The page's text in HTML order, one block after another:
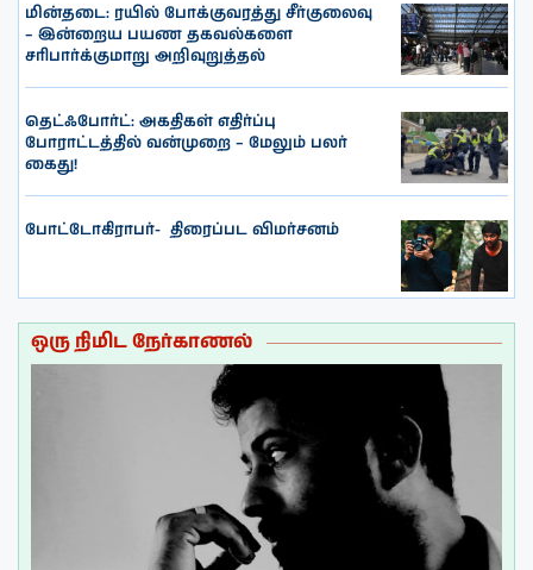
மின்தடை: ரயில் போக்குவரத்து சீர்குலைவு
– இன்றைய பயண தகவல்களை
சரிபார்க்குமாறு அறிவுறுத்தல்
தெட்ஃபோர்ட்: அகதிகள் எதிர்ப்பு
போராட்டத்தில் வன்முறை – மேலும் பலர்
கைது!
போட்டோகிராபர்- ‌ திரைப்பட விமர்சனம்
ஒரு நிமிட நேர்காணல்